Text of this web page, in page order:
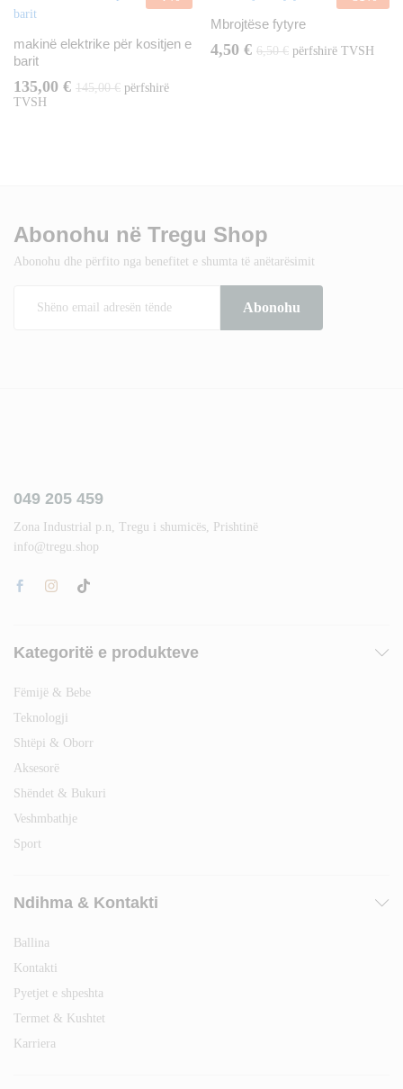
makinë elektrike për kositjen e
barit
135,00 € 145,00€ përfshirë
TVSH
Mbrojtëse fytyre
4,50 € 6,50€ përfshirë TVSH
Abonohu në Tregu Shop
Abonohu dhe përfito nga benefitet e shumta të anëtarësimit
049 205 459
Zona Industrial p.n, Tregu i shumicës, Prishtinë
info@tregu.shop
Kategoritë e produkteve
Fëmijë & Bebe
Teknologji
Shtëpi & Oborr
Aksesorë
Shëndet & Bukuri
Veshmbathje
Sport
Ndihma & Kontakti
Ballina
Kontakti
Pyetjet e shpeshta
Termet & Kushtet
Karriera